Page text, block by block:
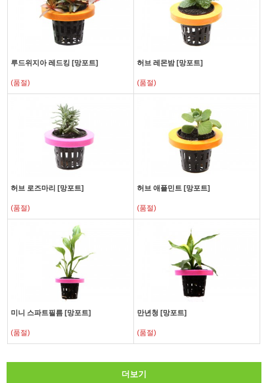
루드위지아 레드킹 [망포트]
(품절)
허브 레몬밤 [망포트]
(품절)
허브 로즈마리 [망포트]
(품절)
허브 애플민트 [망포트]
(품절)
미니 스파트필름 [망포트]
(품절)
만년청 [망포트]
(품절)
더보기